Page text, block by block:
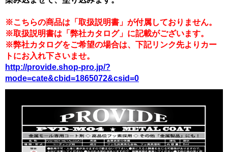
※こちらの商品は「取扱説明書」が付属しておりません。
※取扱説明書は「弊社カタログ」に記載がございます。
※弊社カタログをご希望の場合は、下記リンク先よりカー
トにお入れ下さいませ。
http://provide.shop-pro.jp/?
mode=cate&cbid=1865072&csid=0